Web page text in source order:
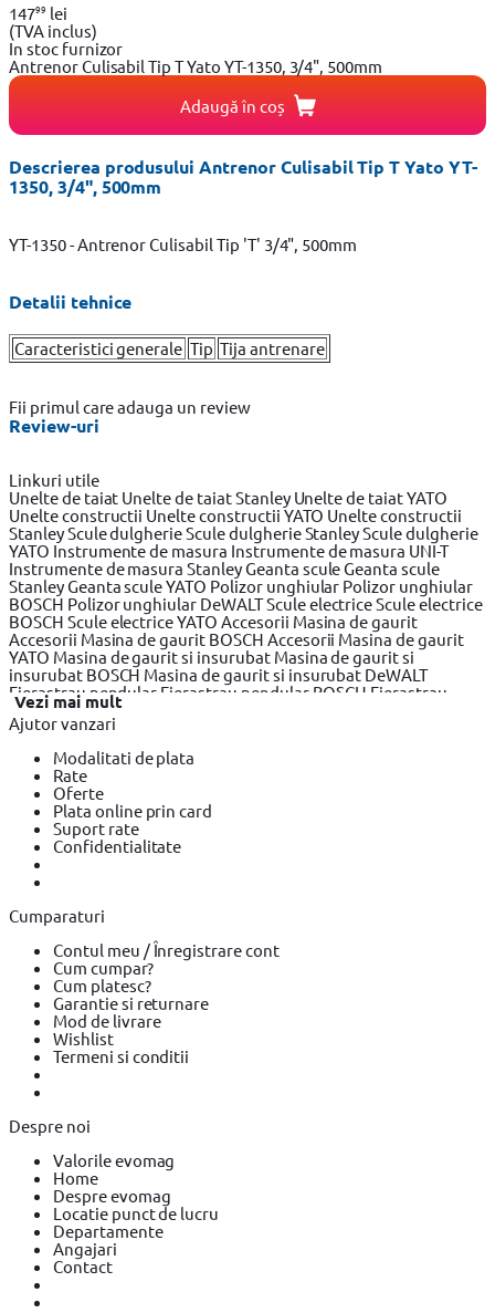
14799 lei
(TVA inclus)
In stoc furnizor
Antrenor Culisabil Tip T Yato YT-1350, 3/4", 500mm
Adaugă în coș
Descrierea produsului Antrenor Culisabil Tip T Yato YT-
1350, 3/4", 500mm
YT-1350 - Antrenor Culisabil Tip 'T' 3/4", 500mm
Detalii tehnice
Caracteristici generale Tip Tija antrenare
Fii primul care adauga un review
Review-uri
Linkuri utile
Unelte de taiat Unelte de taiat Stanley Unelte de taiat YATO
Unelte constructii Unelte constructii YATO Unelte constructii
StanleyScule dulgherieScule dulgherie StanleyScule dulgherie
YATO Instrumente de masura Instrumente de masura UNI-T
Instrumente de masura StanleyGeanta sculeGeanta scule
StanleyGeanta scule YATO Polizor unghiular Polizor unghiular
BOSCH Polizor unghiular DeWALTScule electriceScule electrice
BOSCH Scule electrice YATO Accesorii Masina de gaurit
Accesorii Masina de gaurit BOSCH Accesorii Masina de gaurit
YATO Masina de gaurit si insurubat Masina de gaurit si
insurubat BOSCH Masina de gaurit si insurubat DeWALT
Fierastrau pendular Fierastrau pendular BOSCH Fierastrau
pendular Makita
Fierastrau circular DeWALT
electric BOSCHSlefuitor electric YATO
de frezat BOSCH
electrica BOSCH
Suflanta aer cald YATOSuflanta aer cald BOSCH
compactoare & Ciocan demolator
demolator BOSCHPlaci compactoare & Ciocan demolator
Makita
Accesorii scule electrice YATO
Trafaleti YATO
protectie YATO
Echipamente de protectie Makita
Bricolaj OEMBricolaj CynelSurubelnita electrica
electrica BOSCHSurubelnita electrica Heinner
Vezi mai mult
Ajutor vanzari
Modalitati de plata
Rate
Oferte
Plata online prin card
Suport rate
Confidentialitate
Cumparaturi
Contul meu / Înregistrare cont
Cum cumpar?
Cum platesc?
Garantie si returnare
Mod de livrare
Wishlist
Termeni si conditii
Despre noi
Valorile evomag
Home
Despre evomag
Locatie punct de lucru
Departamente
Angajari
Contact